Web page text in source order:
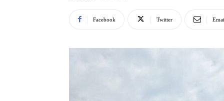
Facebook Twitter